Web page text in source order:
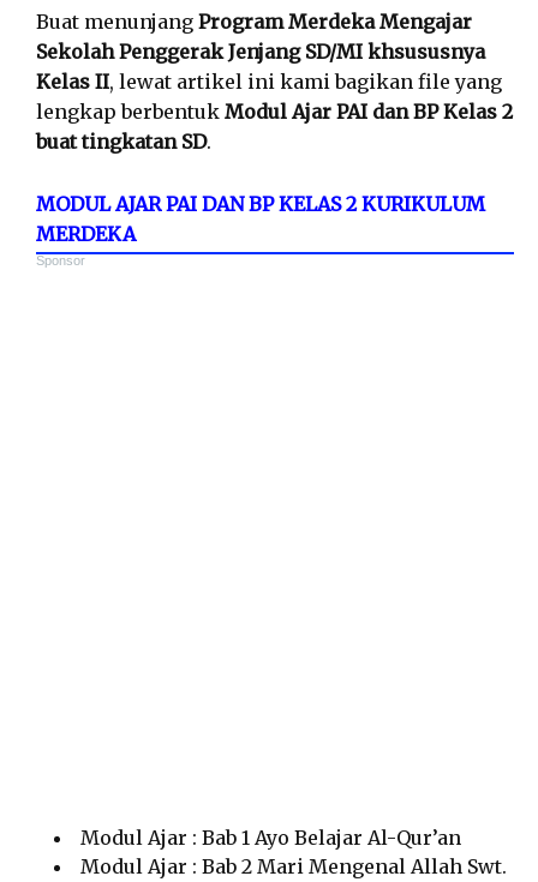
Buat menunjang Program Merdeka Mengajar
Sekolah Penggerak Jenjang SD/MI khsususnya
Kelas II, lewat artikel ini kami bagikan file yang
lengkap berbentuk Modul Ajar PAI dan BP Kelas 2
buat tingkatan SD.
MODUL AJAR PAI DAN BP KELAS 2 KURIKULUM
MERDEKA
Sponsor
Modul Ajar : Bab 1 Ayo Belajar Al-Qur’an
Modul Ajar : Bab 2 Mari Mengenal Allah Swt.